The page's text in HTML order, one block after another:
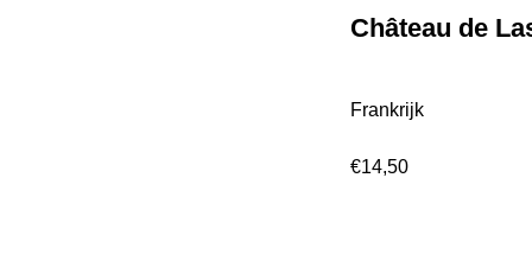
Château de
Frankrijk
€14,50